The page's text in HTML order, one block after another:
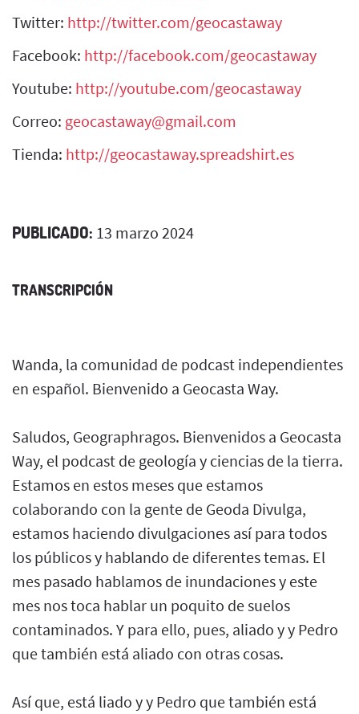
Twitter: http://twitter.com/geocastaway
Facebook: http://facebook.com/geocastaway
Youtube: http://youtube.com/geocastaway
Correo: geocastaway@gmail.com
Tienda: http://geocastaway.spreadshirt.es
PUBLICADO: 13 marzo 2024
TRANSCRIPCIÓN
Wanda, la comunidad de podcast independientes
en español. Bienvenido a Geocasta Way.
Saludos, Geographragos. Bienvenidos a Geocasta
Way, el podcast de geología y ciencias de la tierra.
Estamos en estos meses que estamos
colaborando con la gente de Geoda Divulga,
estamos haciendo divulgaciones así para todos
los públicos y hablando de diferentes temas. El
mes pasado hablamos de inundaciones y este
mes nos toca hablar un poquito de suelos
contaminados. Y para ello, pues, aliado y y Pedro
que también está aliado con otras cosas.
Así que, está liado y y Pedro que también está